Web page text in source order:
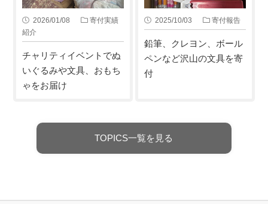
2026/01/08
寄付実績
紹介
チャリティイベントでぬ
いぐるみや文具、おもち
ゃをお届け
2025/10/03 寄付報告
鉛筆、クレヨン、ボール
ペンなど沢山の文具を寄
付
TOPICS一覧を見る